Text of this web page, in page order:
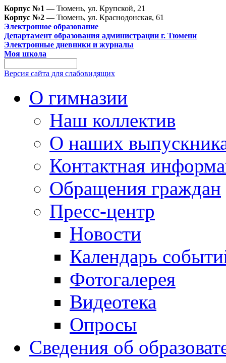
Корпус №1 — Тюмень, ул. Крупской, 21
Корпус №2 — Тюмень, ул. Краснодонская, 61
Электронное образование
Департамент образования администрации г. Тюмени
Электронные дневники и журналы
Моя школа
Версия сайта для слабовидящих
О гимназии
Наш коллектив
О наших
Контактная
Обращения граждан
Пресс-центр
Новости
Календарь
Фотогалерея
Видеотека
Опросы
Сведения об